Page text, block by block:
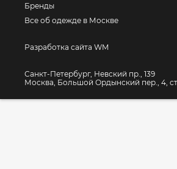
Бренды
Все об одежде в Москве
Разработка сайта WM
Санкт-Петербург, Невский пр., 139
Москва, Большой Ордынский пер., 4,